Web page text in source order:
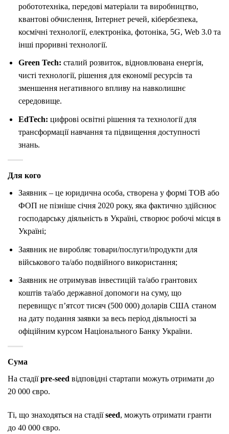
робототехніка, передові матеріали та виробництво,
квантові обчислення, Інтернет речей, кібербезпека,
космічні технології, електроніка, фотоніка, 5G, Web 3.0 та
інші проривні технології.
Green Tech: сталий розвиток, відновлювана енергія,
чисті технології, рішення для економії ресурсів та
зменшення негативного впливу на навколишнє
середовище.
EdTech: цифрові освітні рішення та технології для
трансформації навчання та підвищення доступності
знань.
Для кого
Заявник – це юридична особа, створена у формі ТОВ або
ФОП не пізніше січня 2020 року, яка фактично здійснює
господарську діяльність в Україні, створює робочі місця в
Україні;
Заявник не виробляє товари/послуги/продукти для
військового та/або подвійного використання;
Заявник не отримував інвестицій та/або грантових
коштів та/або державної допомоги на суму, що
перевищує п’ятсот тисяч (500 000) доларів США станом
на дату подання заявки за весь період діяльності за
офіційним курсом Національного Банку України.
Сума
На стадіїpre-seed відповідні стартапи можуть отримати до
20 000 євро.
Ті, що знаходяться на стадіїseed, можуть отримати гранти
до 40 000 євро.